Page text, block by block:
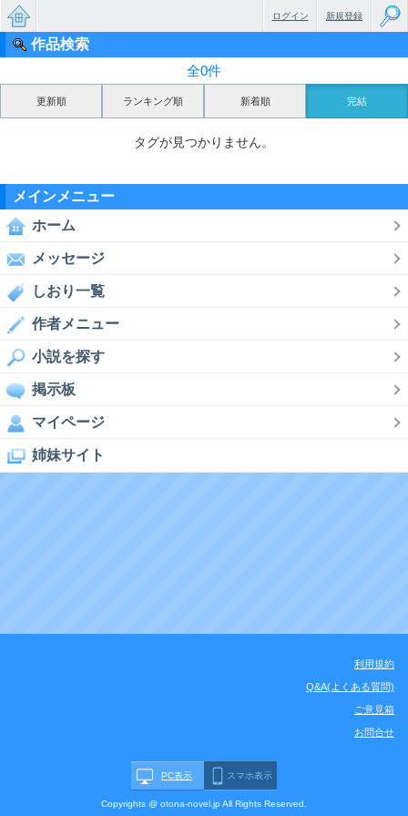
無料で
小説
新規登録
ログイン
作品検索
全0件
更新順 ランキング順 新着順 完結
タグが見つかりません。
メインメニュー
ホーム
メッセージ
しおり一覧
作者メニュー
小説を探す
掲示板
マイページ
姉妹サイト
利用規約
Q&A(よくある質問)
ご意見箱
お問合せ
PC表示 スマホ表示
Copyrights @ otona-novel.jp All Rights Reserved.